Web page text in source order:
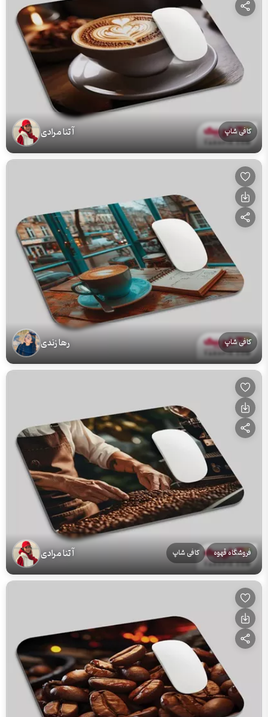
کافی شاپ آتنا مرادی
کافی شاپ رها زندی
فروشگاه قهوه کافی شاپ آتنا مرادی